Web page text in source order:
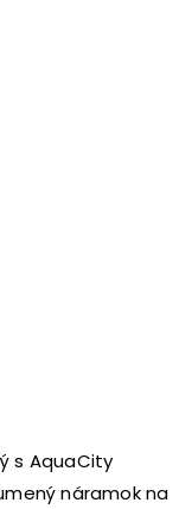
s AquaCity
náramok na